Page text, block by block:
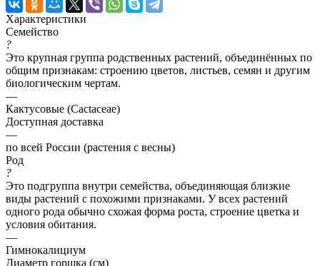
Характеристики
Семейство
?
Это крупная группа родственных растений, объединённых по
общим признакам: строению цветов, листьев, семян и другим
биологическим чертам.
—
Кактусовые (Cactaceae)
Доступная доставка
—
по всей России (растения с весны)
Род
?
Это подгруппа внутри семейства, объединяющая близкие
виды растений с похожими признаками. У всех растений
одного рода обычно схожая форма роста, строение цветка и
условия обитания.
—
Гимнокалициум
Диаметр горшка (см)